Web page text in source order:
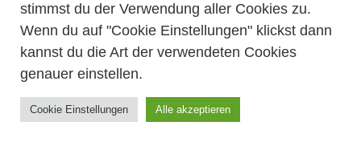
© All rights reserved Sunique 2022
stimmst du der Verwendung aller Cookies zu.
Wenn du auf "Cookie Einstellungen" klickst dann
kannst du die Art der verwendeten Cookies
genauer einstellen.
Cookie Einstellungen Alle akzeptieren